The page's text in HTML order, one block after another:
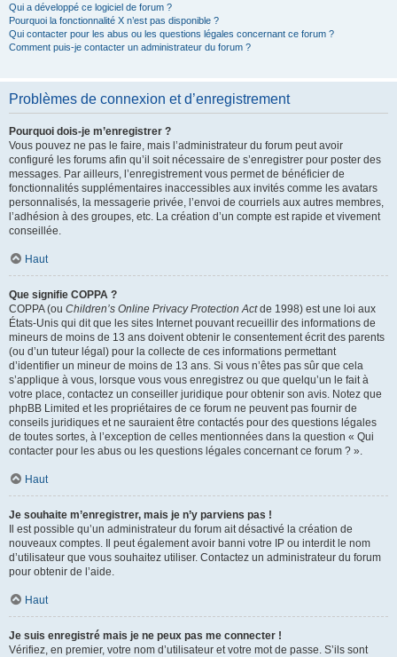
Qui a développé ce logiciel de forum ?
Pourquoi la fonctionnalité X n’est pas disponible ?
Qui contacter pour les abus ou les questions légales concernant ce forum ?
Comment puis-je contacter un administrateur du forum ?
Problèmes de connexion et d’enregistrement
Pourquoi dois-je m’enregistrer ?
Vous pouvez ne pas le faire, mais l’administrateur du forum peut avoir
configuré les forums afin qu’il soit nécessaire de s’enregistrer pour poster des
messages. Par ailleurs, l’enregistrement vous permet de bénéficier de
fonctionnalités supplémentaires inaccessibles aux invités comme les avatars
personnalisés, la messagerie privée, l’envoi de courriels aux autres membres,
l’adhésion à des groupes, etc. La création d’un compte est rapide et vivement
conseillée.
Haut
Que signifie COPPA ?
COPPA (ou Children’s Online Privacy Protection Actde 1998) est une loi aux
États-Unis qui dit que les sites Internet pouvant recueillir des informations de
mineurs de moins de 13 ans doivent obtenir le consentement écrit des parents
(ou d’un tuteur légal) pour la collecte de ces informations permettant
d’identifier un mineur de moins de 13 ans. Si vous n’êtes pas sûr que cela
s’applique à vous, lorsque vous vous enregistrez ou que quelqu’un le fait à
votre place, contactez un conseiller juridique pour obtenir son avis. Notez que
phpBB Limited et les propriétaires de ce forum ne peuvent pas fournir de
conseils juridiques et ne sauraient être contactés pour des questions légales
de toutes sortes, à l’exception de celles mentionnées dans la question « Qui
contacter pour les abus ou les questions légales concernant ce forum ? ».
Haut
Je souhaite m’enregistrer, mais je n’y parviens pas !
Il est possible qu’un administrateur du forum ait désactivé la création de
nouveaux comptes. Il peut également avoir banni votre IP ou interdit le nom
d’utilisateur que vous souhaitez utiliser. Contactez un administrateur du forum
pour obtenir de l’aide.
Haut
Je suis enregistré mais je ne peux pas me connecter !
Vérifiez, en premier, votre nom d’utilisateur et votre mot de passe. S’ils sont